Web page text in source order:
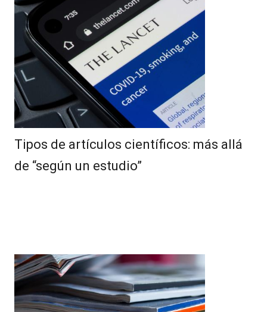
Tipos de artículos científicos: más allá
de “según un estudio”